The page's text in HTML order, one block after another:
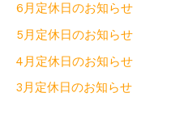
6月定休日のお知らせ
5月定休日のお知らせ
4月定休日のお知らせ
3月定休日のお知らせ